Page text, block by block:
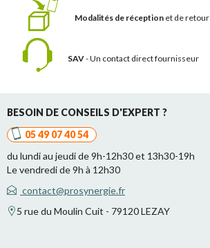
Modalités de réception et de retour
SAV- Un contact direct fournisseur
BESOIN DE CONSEILS D'EXPERT ?
05 49 07 40 54
du lundi au jeudi de 9h-12h30 et 13h30-19h
Le vendredi de 9h à 12h30
contact@prosynergie.fr
5 rue du Moulin Cuit - 79120 LEZAY